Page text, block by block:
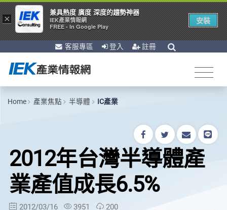
客服專區 登入 註冊
Home 產業焦點 半導體 IC產業
2012年台灣半導體產
業產值成長6.5%
2012/03/16 3951 200
×
兼具熱度 廣度 深度的趨勢神器
IEK產業情報網
FREE - In Google Play
安裝